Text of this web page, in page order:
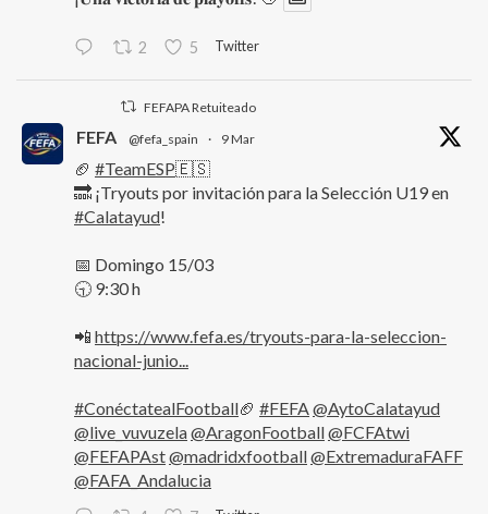
2 5 Twitter
FEFAPA Retuiteado
FEFA @fefa_spain · 9 Mar
🏈 #TeamESP🇪🇸
🔜 ¡Tryouts por invitación para la Selección U19 en
#Calatayud!
📅 Domingo 15/03
🕤 9:30 h
📲 https://www.fefa.es/tryouts-para-la-seleccion-
nacional-junio...
#ConéctatealFootball🏈 #FEFA@AytoCalatayud
@live_vuvuzela@AragonFootball@FCFAtwi
@FEFAPAst@madridxfootball@ExtremaduraFAFF
@FAFA_Andalucia